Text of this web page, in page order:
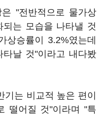
"전반적으로 물가상
는 모습을 나타낼 것
상승률이 3.2%였는데
날 것"이라고 내다봤
는 비교적 높은 편이
떨어질 것"이라며 "특